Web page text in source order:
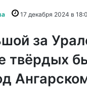
17 декабря 2024 в
за
твёрдых